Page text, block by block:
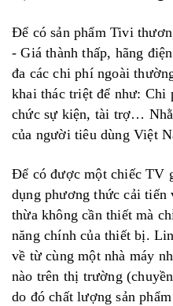
Để có sản phẩm Tivi
- Giá thành thấp, hãng
đa các chi phí ngoài
khai thác triệt để như: Chi
chức sự kiện, tài trợ…
của người tiêu dùng Việt
Để có được một chiếc TV
dụng phương thức cải tiến
thừa không cần thiết mà
năng chính của thiết bị.
về từ cùng một nhà máy
nào trên thị trường
do đó chất lượng sản